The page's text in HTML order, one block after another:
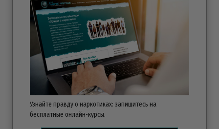
Узнайте правду о наркотиках: запишитесь на
бесплатные онлайн-курсы.